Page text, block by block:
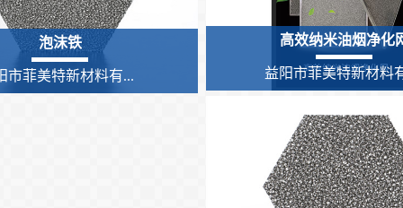
泡沫铁
市菲美特新材料有...
高效纳米油烟净化
益阳市菲美特新材料